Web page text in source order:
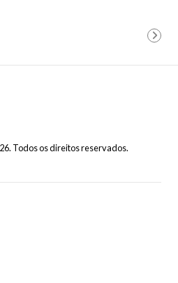
Todos os direitos reservados.